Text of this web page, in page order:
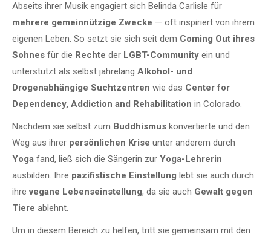
Abseits ihrer Musik engagiert sich Belinda Carlisle für
mehrere gemeinnützige Zwecke — oft inspiriert von ihrem
eigenen Leben. So setzt sie sich seit dem Coming Out ihres
Sohnes für die Rechte der LGBT-Community ein und
unterstützt als selbst jahrelang Alkohol- und
Drogenabhängige Suchtzentren wie das Center for
Dependency, Addiction and Rehabilitation in Colorado.
Nachdem sie selbst zum Buddhismus konvertierte und den
Weg aus ihrer persönlichen Krise unter anderem durch
Yoga fand, ließ sich die Sängerin zur Yoga-Lehrerin
ausbilden. Ihre pazifistische Einstellung lebt sie auch durch
ihrevegane Lebenseinstellung, da sie auch Gewalt gegen
Tiere ablehnt.
Um in diesem Bereich zu helfen, tritt sie gemeinsam mit den